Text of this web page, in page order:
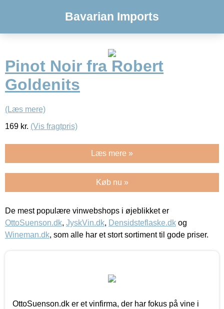
Bavarian Imports
Pinot Noir fra Robert
Goldenits
(Læs mere)
169 kr. (Vis fragtpris)
Læs mere »
Køb nu »
De mest populære vinwebshops i øjeblikket er
OttoSuenson.dk, JyskVin.dk, Densidsteflaske.dk og
Wineman.dk, som alle har et stort sortiment til gode priser.
OttoSuenson.dk er et vinfirma, der har fokus på vine i